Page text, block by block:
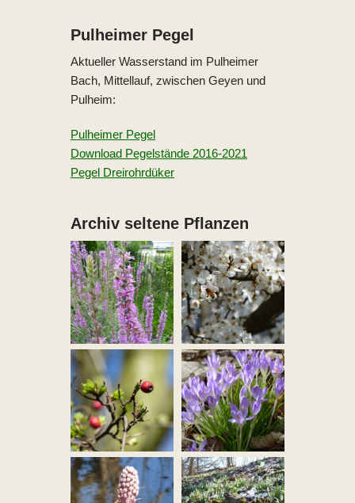
Pulheimer Pegel
Aktueller Wasserstand im Pulheimer
Bach, Mittellauf, zwischen Geyen und
Pulheim:
Pulheimer Pegel
Download Pegelstände 2016-2021
Pegel Dreirohrdüker
Archiv seltene Pflanzen